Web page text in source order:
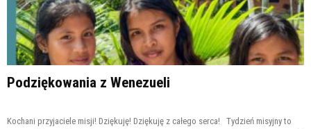
Podziękowania z Wenezueli
Kochani przyjaciele misji! Dziękuję! Dziękuję z całego serca! Tydzień misyjny to